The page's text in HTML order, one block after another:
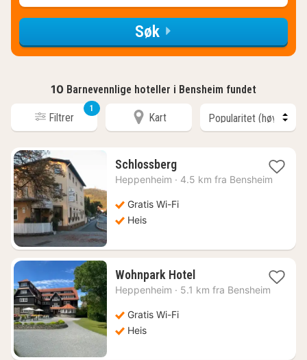
Søk
10 Barnevennlige hoteller i Bensheim fundet
Filtrer
1
Kart
Schlossberg1
natt
997
Heppenheim · 4.5 km fra Bensheim
Gratis Wi-Fi
Heis
Wohnpark Hotel1
natt
Heppenheim · 5.1 km fra Bensheim
Gratis Wi-Fi
Heis